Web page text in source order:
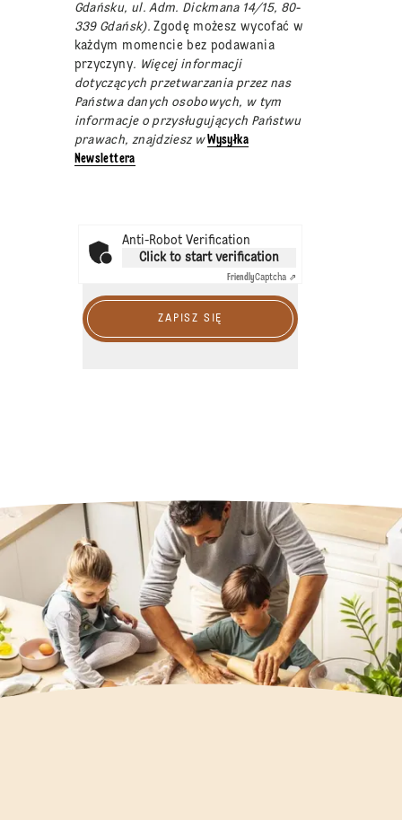
Gdańsku, ul. Adm. Dickmana 14/15, 80-
339 Gdańsk).Zgodę możesz wycofać w
każdym momencie bez podawania
przyczyny. Więcej informacji
dotyczących przetwarzania przez nas
Państwa danych osobowych, w tym
informacje o przysługujących Państwu
prawach, znajdziesz wWysyłka
Newslettera
Anti-Robot Verification
Click to start verification
FriendlyCaptcha ⇗
ZAPISZ SIĘ